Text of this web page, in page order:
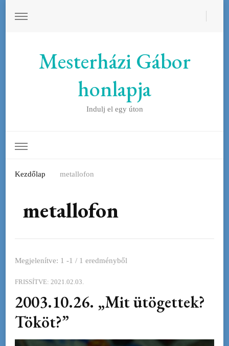
Mesterházi Gábor
honlapja
Indulj el egy úton
Kezdőlap metallofon
metallofon
Megjelenítve: 1 -1 / 1 eredményből
FRISSÍTVE: 2021.02.03.
2003.10.26. „Mit ütögettek?
Tököt?”